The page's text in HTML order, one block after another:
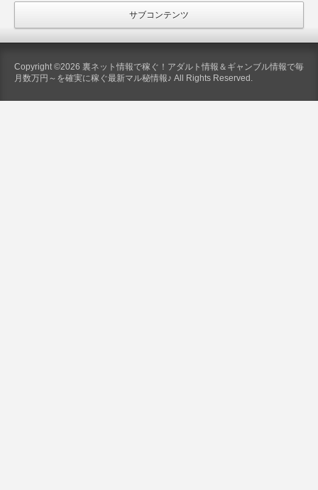
サブコンテンツ
Copyright ©2026 裏ネット情報で稼ぐ！アダルト情報＆ギャンブル情報で毎
月数万円～を確実に稼ぐ最新マル秘情報♪ All Rights Reserved.